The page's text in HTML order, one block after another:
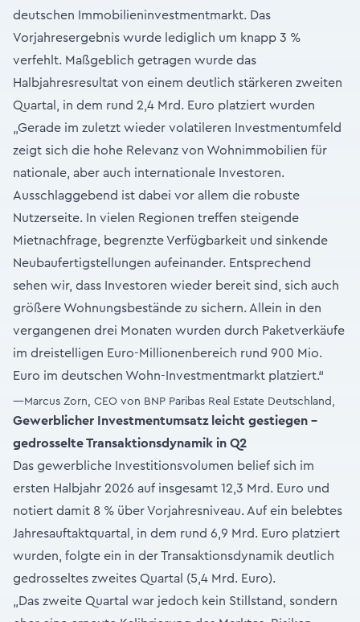
deutschen Immobilieninvestmentmarkt. Das
Vorjahresergebnis wurde lediglich um knapp 3 %
verfehlt. Maßgeblich getragen wurde das
Halbjahresresultat von einem deutlich stärkeren zweiten
Quartal, in dem rund 2,4 Mrd. Euro platziert wurden
„Gerade im zuletzt wieder volatileren Investmentumfeld
zeigt sich die hohe Relevanz von Wohnimmobilien für
nationale, aber auch internationale Investoren.
Ausschlaggebend ist dabei vor allem die robuste
Nutzerseite. In vielen Regionen treffen steigende
Mietnachfrage, begrenzte Verfügbarkeit und sinkende
Neubaufertigstellungen aufeinander. Entsprechend
sehen wir, dass Investoren wieder bereit sind, sich auch
größere Wohnungsbestände zu sichern. Allein in den
vergangenen drei Monaten wurden durch Paketverkäufe
im dreistelligen Euro-Millionenbereich rund 900 Mio.
Euro im deutschen Wohn-Investmentmarkt platziert.“
—Marcus Zorn, CEO von BNP Paribas Real Estate Deutschland,
Gewerblicher Investmentumsatz leicht gestiegen –
gedrosselte Transaktionsdynamik in Q2
Das gewerbliche Investitionsvolumen belief sich im
ersten Halbjahr 2026 auf insgesamt 12,3 Mrd. Euro und
notiert damit 8 % über Vorjahresniveau. Auf ein belebtes
Jahresauftaktquartal, in dem rund 6,9 Mrd. Euro platziert
wurden, folgte ein in der Transaktionsdynamik deutlich
gedrosseltes zweites Quartal (5,4 Mrd. Euro).
„Das zweite Quartal war jedoch kein Stillstand, sondern